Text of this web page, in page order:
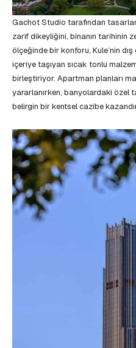
Gachot Studio tarafından
zarif dikeyliğini, binanın tarihinin
ölçeğinde bir konforu, Kule’nin
içeriye taşıyan sıcak tonlu
birleştiriyor. Apartman planları
yararlanırken, banyolardaki özel
belirgin bir kentsel cazibe